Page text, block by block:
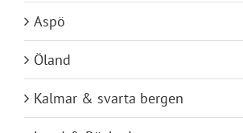
Aspö
Öland
Kalmar & svarta bergen